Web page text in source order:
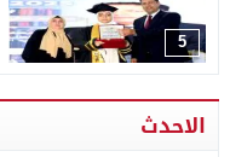
5
الاحدث